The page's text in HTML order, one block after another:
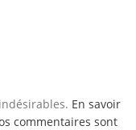
En savoir
commentaires sont